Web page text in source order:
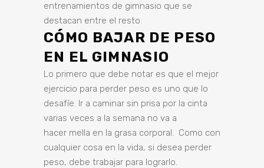
entrenamientos de gimnasio que se
destacan entre el resto.
CÓMO BAJAR DE PESO
EN EL GIMNASIO
Lo primero que debe notar es que el mejor
ejercicio para perder peso es uno que lo
desafíe. Ir a caminar sin prisa por la cinta
varias veces a la semana no va a
hacer mella en la grasa corporal. Como con
cualquier cosa en la vida, si desea perder
peso, debe trabajar para lograrlo.